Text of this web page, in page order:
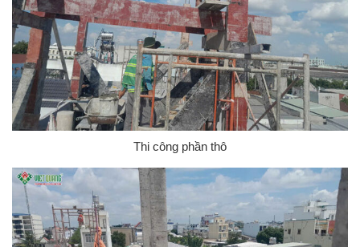
Thi công phần thô